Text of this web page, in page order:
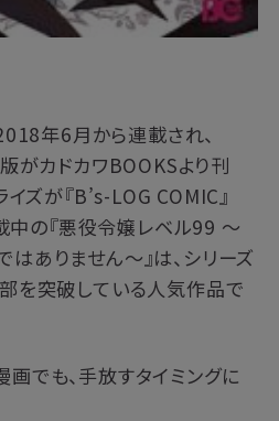
年6月から連載され、
がカドカワBOOKSより刊
ズが『B’s-LOG COMIC』
中の『悪役令嬢レベル99 ～
ありません～』は、シリーズ
を突破している人気作品で
でも、手放すタイミングに